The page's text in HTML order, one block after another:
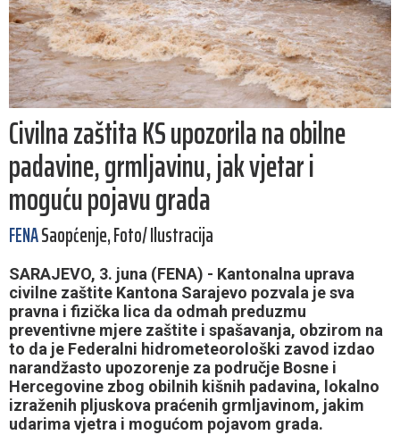
Civilna zaštita KS upozorila na obilne
padavine, grmljavinu, jak vjetar i
moguću pojavu grada
FENASaopćenje, Foto/ Ilustracija
SARAJEVO, 3. juna (FENA) - Kantonalna uprava
civilne zaštite Kantona Sarajevo pozvala je sva
pravna i fizička lica da odmah preduzmu
preventivne mjere zaštite i spašavanja, obzirom na
to da je Federalni hidrometeorološki zavod izdao
narandžasto upozorenje za područje Bosne i
Hercegovine zbog obilnih kišnih padavina, lokalno
izraženih pljuskova praćenih grmljavinom, jakim
udarima vjetra i mogućom pojavom grada.